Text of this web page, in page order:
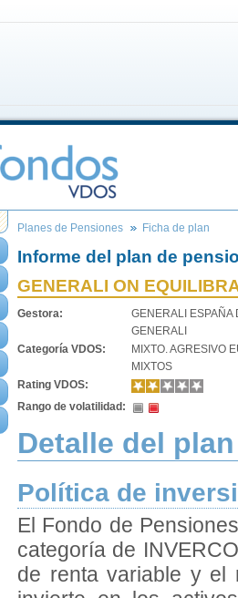
Planes de Pensiones Ficha de plan
Informe del plan de
GENERALI ON
Gestora:
GENERALI ESPAÑA
GENERALI
Categoría VDOS:
MIXTO. AGRESIVO
MIXTOS
Rating VDOS:
Rango de volatilidad:
Detalle del plan
Política de
El Fondo de
categoría de
de renta variable y el